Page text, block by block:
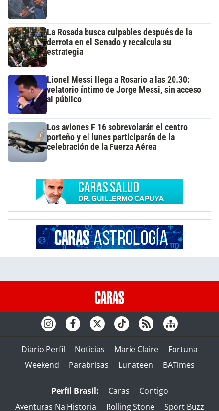
La Rosada busca culpables después de la
derrota en el Senado y recalcula su
estrategia
Lionel Messi llega a Rosario a las 20.30:
velatorio íntimo de Jorge Messi, sin acceso
al público
Los aviones F 16 sobrevolarán el centro
porteño y el lunes participarán de la
celebración de la Fuerza Aérea
Diario Perfil Noticias Marie Claire
Fortuna
Weekend
Parabrisas Lunateen BATimes
Perfil Brasil: Caras
Contigo
Aventuras Na Historia
Rolling Stone Sport Buzz